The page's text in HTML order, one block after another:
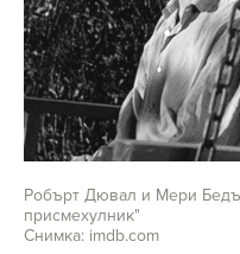
Робърт Дювал и Мери
присмехулник"
Снимка: imdb.com